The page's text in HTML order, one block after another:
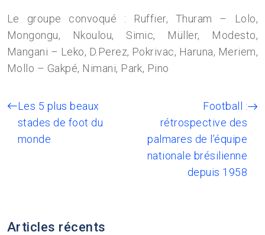
Le groupe convoqué : Ruffier, Thuram – Lolo,
Mongongu, Nkoulou, Simic, Müller, Modesto,
Mangani – Leko, D.Perez, Pokrivac, Haruna, Meriem,
Mollo – Gakpé, Nimani, Park, Pino
Les 5 plus beaux
stades de foot du
monde
Football :
rétrospective des
palmares de l’équipe
nationale brésilienne
depuis 1958
Articles récents